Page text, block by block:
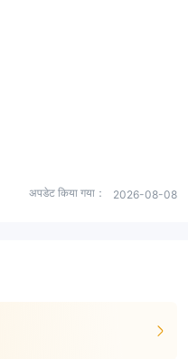
अपडेट किया गया： 2026-08-08